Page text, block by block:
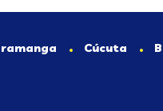
Cúcuta